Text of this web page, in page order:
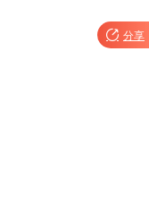
 分享